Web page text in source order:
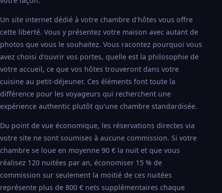
Un site internet dédié à votre chambre d'hôtes vous offre
cette liberté. Vous y présentez votre maison avec autant de
photos que vous le souhaitez. Vous racontez pourquoi vous
avez choisi d'ouvrir vos portes, quelle est la philosophie de
votre accueil, ce que vos hôtes trouveront dans votre
cuisine au petit-déjeuner. Ces éléments font toute la
différence pour les voyageurs qui recherchent une
expérience authentic plutôt qu'une chambre standardisée.
Du point de vue économique, les réservations directes via
votre site ne sont soumises à aucune commission. Si votre
chambre se loue en moyenne 90 € la nuit et que vous
réalisez 120 nuitées par an, économiser 15 % de
commission sur seulement la moitié de ces nuitées
représente plus de 800 € nets supplémentaires chaque